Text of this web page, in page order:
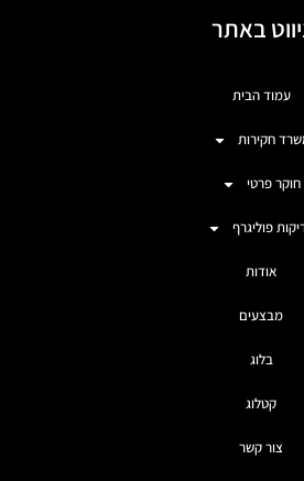
באתר
עמוד הבית
חקירות
חוקר פרטי
פוליגרף
אודות
מבצעים
בלוג
קטלוג
צור קשר